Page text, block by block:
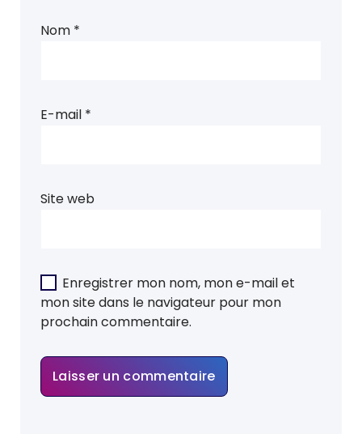
Nom *
E-mail *
Site web
Enregistrer mon nom, mon e-mail et
mon site dans le navigateur pour mon
prochain commentaire.